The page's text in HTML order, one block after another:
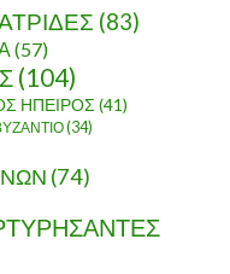
(83)
(57)
(104)
ΗΠΕΙΡΟΣ (41)
(34)
(74)